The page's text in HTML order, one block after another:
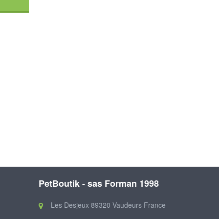
PetBoutik - sas Forman 1998
Les Desjeux 89320 Vaudeurs France